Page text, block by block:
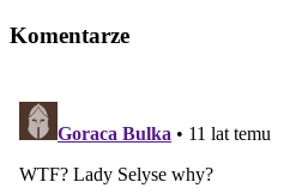
Komentarze